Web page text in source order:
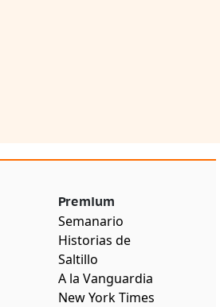
Premium
Semanario
Historias de
Saltillo
A la Vanguardia
New York Times